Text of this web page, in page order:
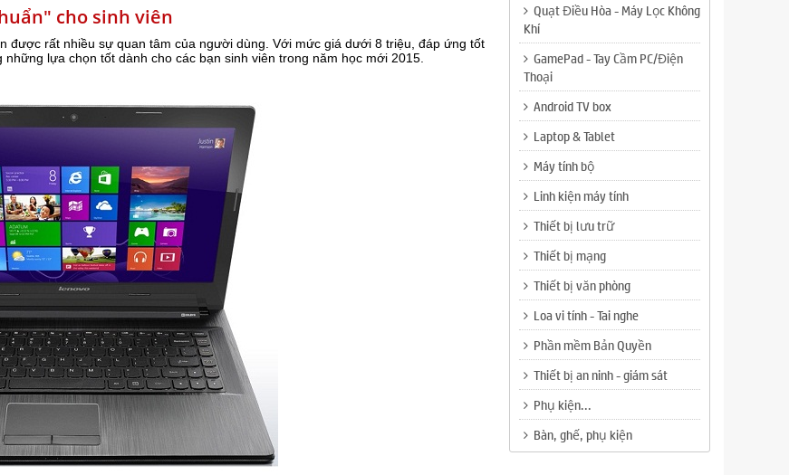
cho sinh viên
được rất nhiều sự quan tâm của người dùng. Với mức giá dưới 8 triệu, đáp ứng tốt
lựa chọn tốt dành cho các bạn sinh viên trong năm học mới 2015.
Quạt Điều Hòa - Máy Lọc Không
Khí
GamePad - Tay Cầm PC/Điện
Thoại
Android TV box
Laptop & Tablet
Máy tính bộ
Linh kiện máy tính
Thiết bị lưu trữ
Thiết bị mạng
Thiết bị văn phòng
Loa vi tính - Tai nghe
Phần mềm Bản Quyền
Thiết bị an ninh - giám sát
Phụ kiện...
Bàn, ghế, phụ kiện